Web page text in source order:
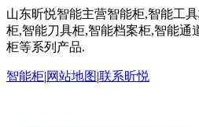
山东昕悦智能主营智能柜,智能工
柜,智能刀具柜,智能档案柜,智能通
柜等系列产品.
智能柜|网站地图|联系昕悦